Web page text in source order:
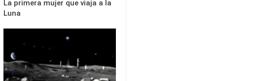
La primera mujer que viaja a la
Luna